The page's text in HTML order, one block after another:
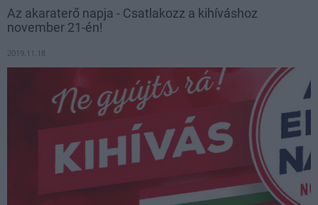
Az akaraterő napja - Csatlakozz a kihíváshoz
november 21-én!
2019.11.18